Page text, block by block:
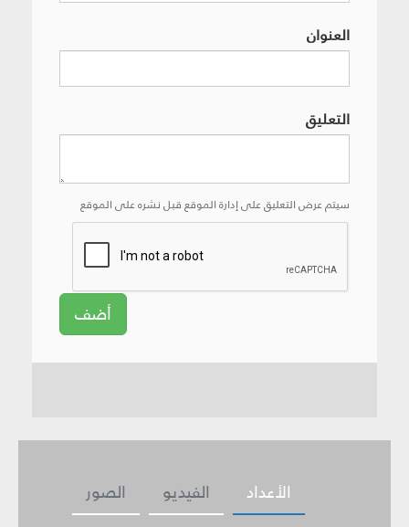
العنوان
التعليق
سيتم عرض التعليق على إدارة الموقع قبل نشره على الموقع
أضف
الصور الفيديو الأعداد